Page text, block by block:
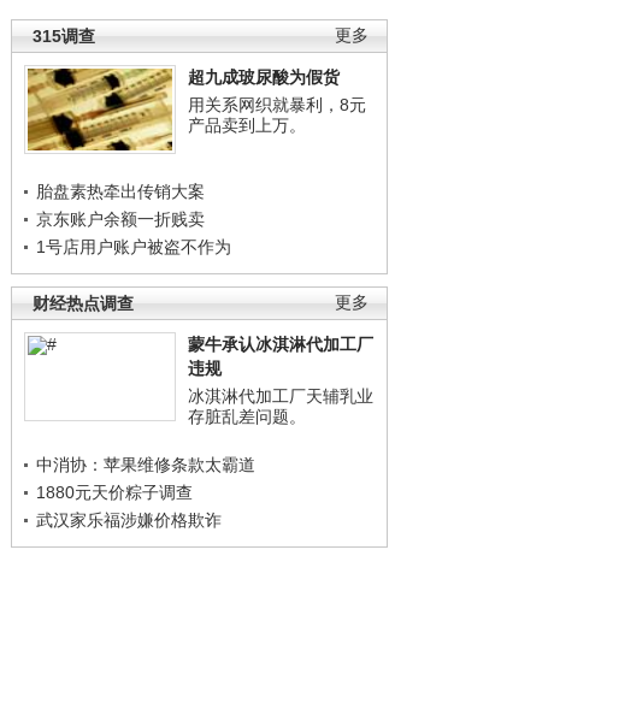
更多
315调查
超九成玻尿酸为假货
用关系网织就暴利，8元
产品卖到上万。
胎盘素热牵出传销大案
京东账户余额一折贱卖
1号店用户账户被盗不作为
更多
财经热点调查
蒙牛承认冰淇淋代加工厂
违规
冰淇淋代加工厂天辅乳业
存脏乱差问题。
中消协：苹果维修条款太霸道
1880元天价粽子调查
武汉家乐福涉嫌价格欺诈